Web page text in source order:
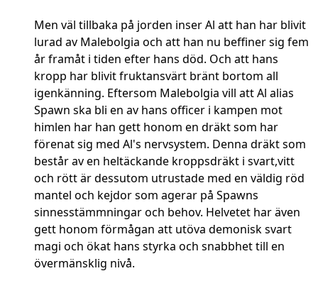
Men väl tillbaka på jorden inser Al att han har blivit
lurad av Malebolgia och att han nu beffiner sig fem
år framåt i tiden efter hans död. Och att hans
kropp har blivit fruktansvärt bränt bortom all
igenkänning. Eftersom Malebolgia vill att Al alias
Spawn ska bli en av hans officer i kampen mot
himlen har han gett honom en dräkt som har
förenat sig med Al's nervsystem. Denna dräkt som
består av en heltäckande kroppsdräkt i svart,vitt
och rött är dessutom utrustade med en väldig röd
mantel och kejdor som agerar på Spawns
sinnesstämmningar och behov. Helvetet har även
gett honom förmågan att utöva demonisk svart
magi och ökat hans styrka och snabbhet till en
övermänsklig nivå.